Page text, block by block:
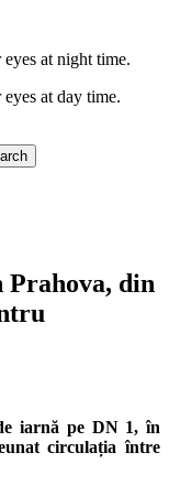
at night time.
at day time.
Prahova, din
iarnă pe DN 1, în
circulația între